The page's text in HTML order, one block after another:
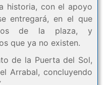
historia, con el apoyo
entregará, en el que
de la plaza, y
que ya no existen.
de la Puerta del Sol,
Arrabal, concluyendo